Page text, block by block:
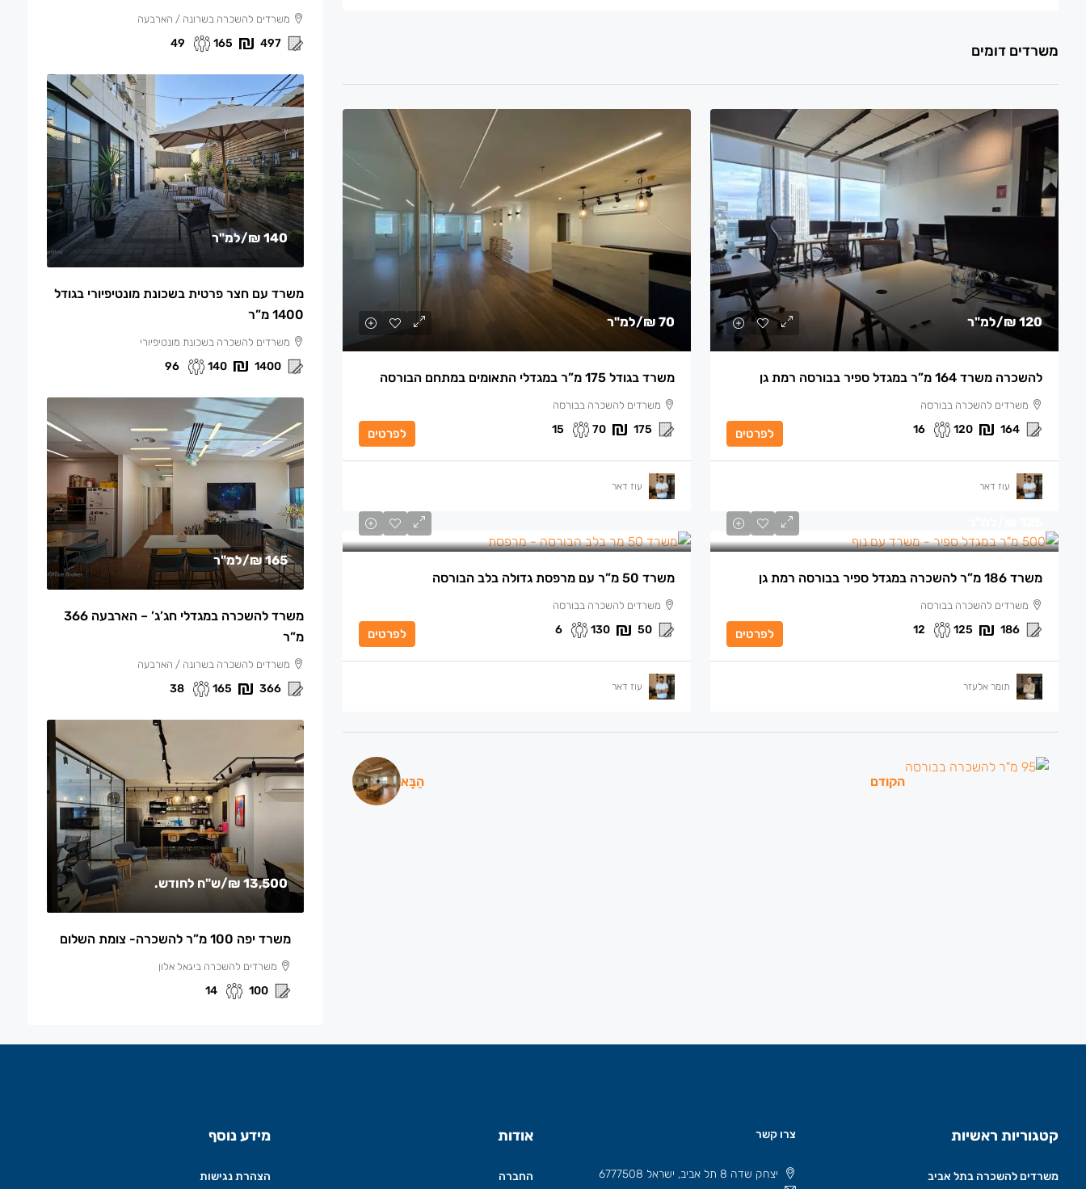
משרדים דומים
120 ₪ /למ"ר
להשכרה משרד 164 מ”ר במגדל ספיר בבורסה רמת גן
משרדים להשכרה בבורסה
164
120
16 לפרטים
עוז דאר
70 ₪ /למ"ר
משרד בגודל 175 מ”ר במגדלי התאומים במתחם הבורסה
משרדים להשכרה בבורסה
175
70
15 לפרטים
עוז דאר
משרד 186 מ”ר להשכרה במגדל ספיר בבורסה רמת גן
משרדים להשכרה בבורסה
186
125
12 לפרטים
תומר אלעזר
משרד 50 מ”ר עם מרפסת גדולה בלב הבורסה
משרדים להשכרה בבורסה
50
130
6 לפרטים
עוז דאר
הקודם הַבָּא
משרדים להשכרה בשרונה / הארבעה
497
165
49
140 ₪ /למ"ר
משרד עם חצר פרטית בשכונת מונטיפיורי בגודל
1400 מ”ר
משרדים להשכרה בשכונת מונטיפיורי
1400
140
96
165 ₪ /למ"ר
משרד להשכרה במגדלי חג’ג’ – הארבעה 366
מ”ר
משרדים להשכרה בשרונה / הארבעה
366
165
38
13,500 ₪ /ש"ח לחודש.
משרד יפה 100 מ”ר להשכרה- צומת השלום
משרדים להשכרה ביגאל אלון
100
14
קטגוריות ראשיות
משרדים להשכרה בתל אביב
צרו קשר
יצחק שדה 8 תל אביב, ישראל 6777508
אודות
החברה
מידע נוסף
הצהרת נגישות